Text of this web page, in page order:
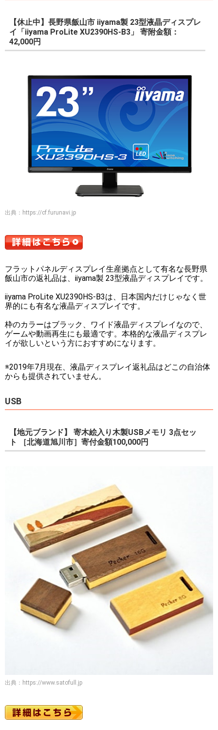
【休止中】長野県飯山市 iiyama製 23型液晶ディスプレ
イ「iiyama ProLite XU2390HS-B3」 寄附金額：
42,000円
出典： https://cf.furunavi.jp
フラットパネルディスプレイ生産拠点として有名な長野県
飯山市の返礼品は、iiyama製 23型液晶ディスプレイです。
iiyama ProLite XU2390HS-B3は、日本国内だけじゃなく世
界的にも有名な液晶ディスプレイです。
枠のカラーはブラック、ワイド液晶ディスプレイなので、
ゲームや動画再生にも最適です。本格的な液晶ディスプレ
イが欲しいという方におすすめになります。
※2019年7月現在、液晶ディスプレイ返礼品はどこの自治体
からも提供されていません。
USB
【地元ブランド】 寄木絵入り木製USBメモリ 3点セッ
ト ［北海道旭川市］寄付金額100,000円
出典： https://www.satofull.jp